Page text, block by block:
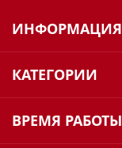
ИНФОРМАЦИЯ
КАТЕГОРИИ
ВРЕМЯ РАБОТЫ